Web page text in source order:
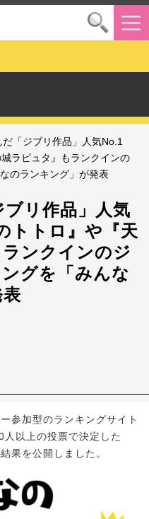
「ジブリ作品」人気No.1
ラピュタ』もランクインの
のランキング」が発表
リ作品」人気
トトロ』や『天
ンクインのジ
グを「みんな
参加型のランキングサイト
人以上の投票で決定した
果を公開しました。